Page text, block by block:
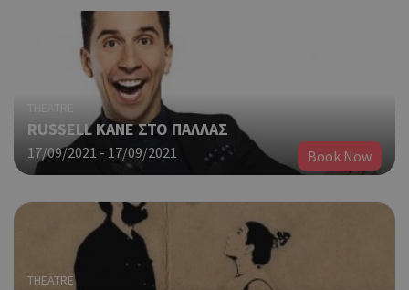
RUSSELL KANE ΣΤΟ ΠΑΛΛΑΣ
17/09/2021 - 17/09/2021 Book Now
THEATRE